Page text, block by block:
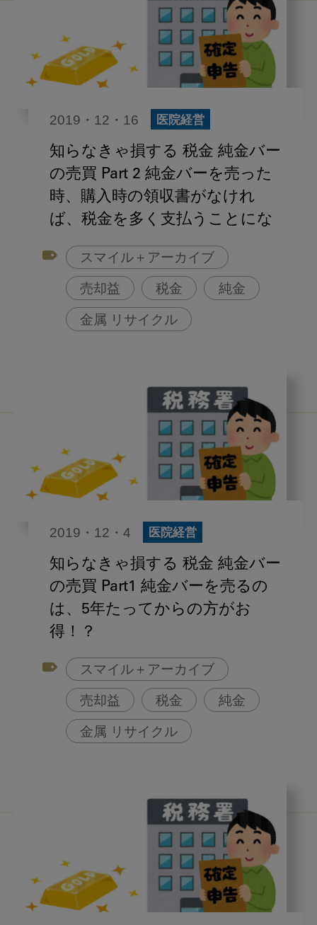
スウェーデン
歯周病 鼻うがい
内科 歯科 内科医師
歯科助手
アフターコロナ対策
コンポジットレジン
2019・12・16 医院経営
知らなきゃ損する 税金 純金バー
の売買 Part 2 純金バーを売った
時、購入時の領収書がなけれ
ば、税金を多く支払うことにな
ります！
スマイル＋アーカイブ
売却益 税金 純金
金属 リサイクル
2019・12・4 医院経営
知らなきゃ損する 税金 純金バー
の売買 Part1 純金バーを売るの
は、5年たってからの方がお
得！？
スマイル＋アーカイブ
売却益 税金 純金
金属 リサイクル